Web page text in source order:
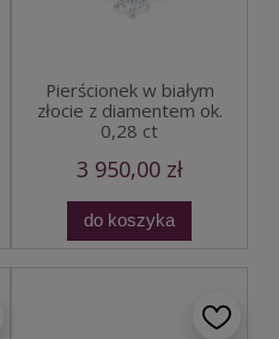
Pierścionek w białym
złocie z diamentem ok.
0,28 ct
3 950,00 zł
do koszyka